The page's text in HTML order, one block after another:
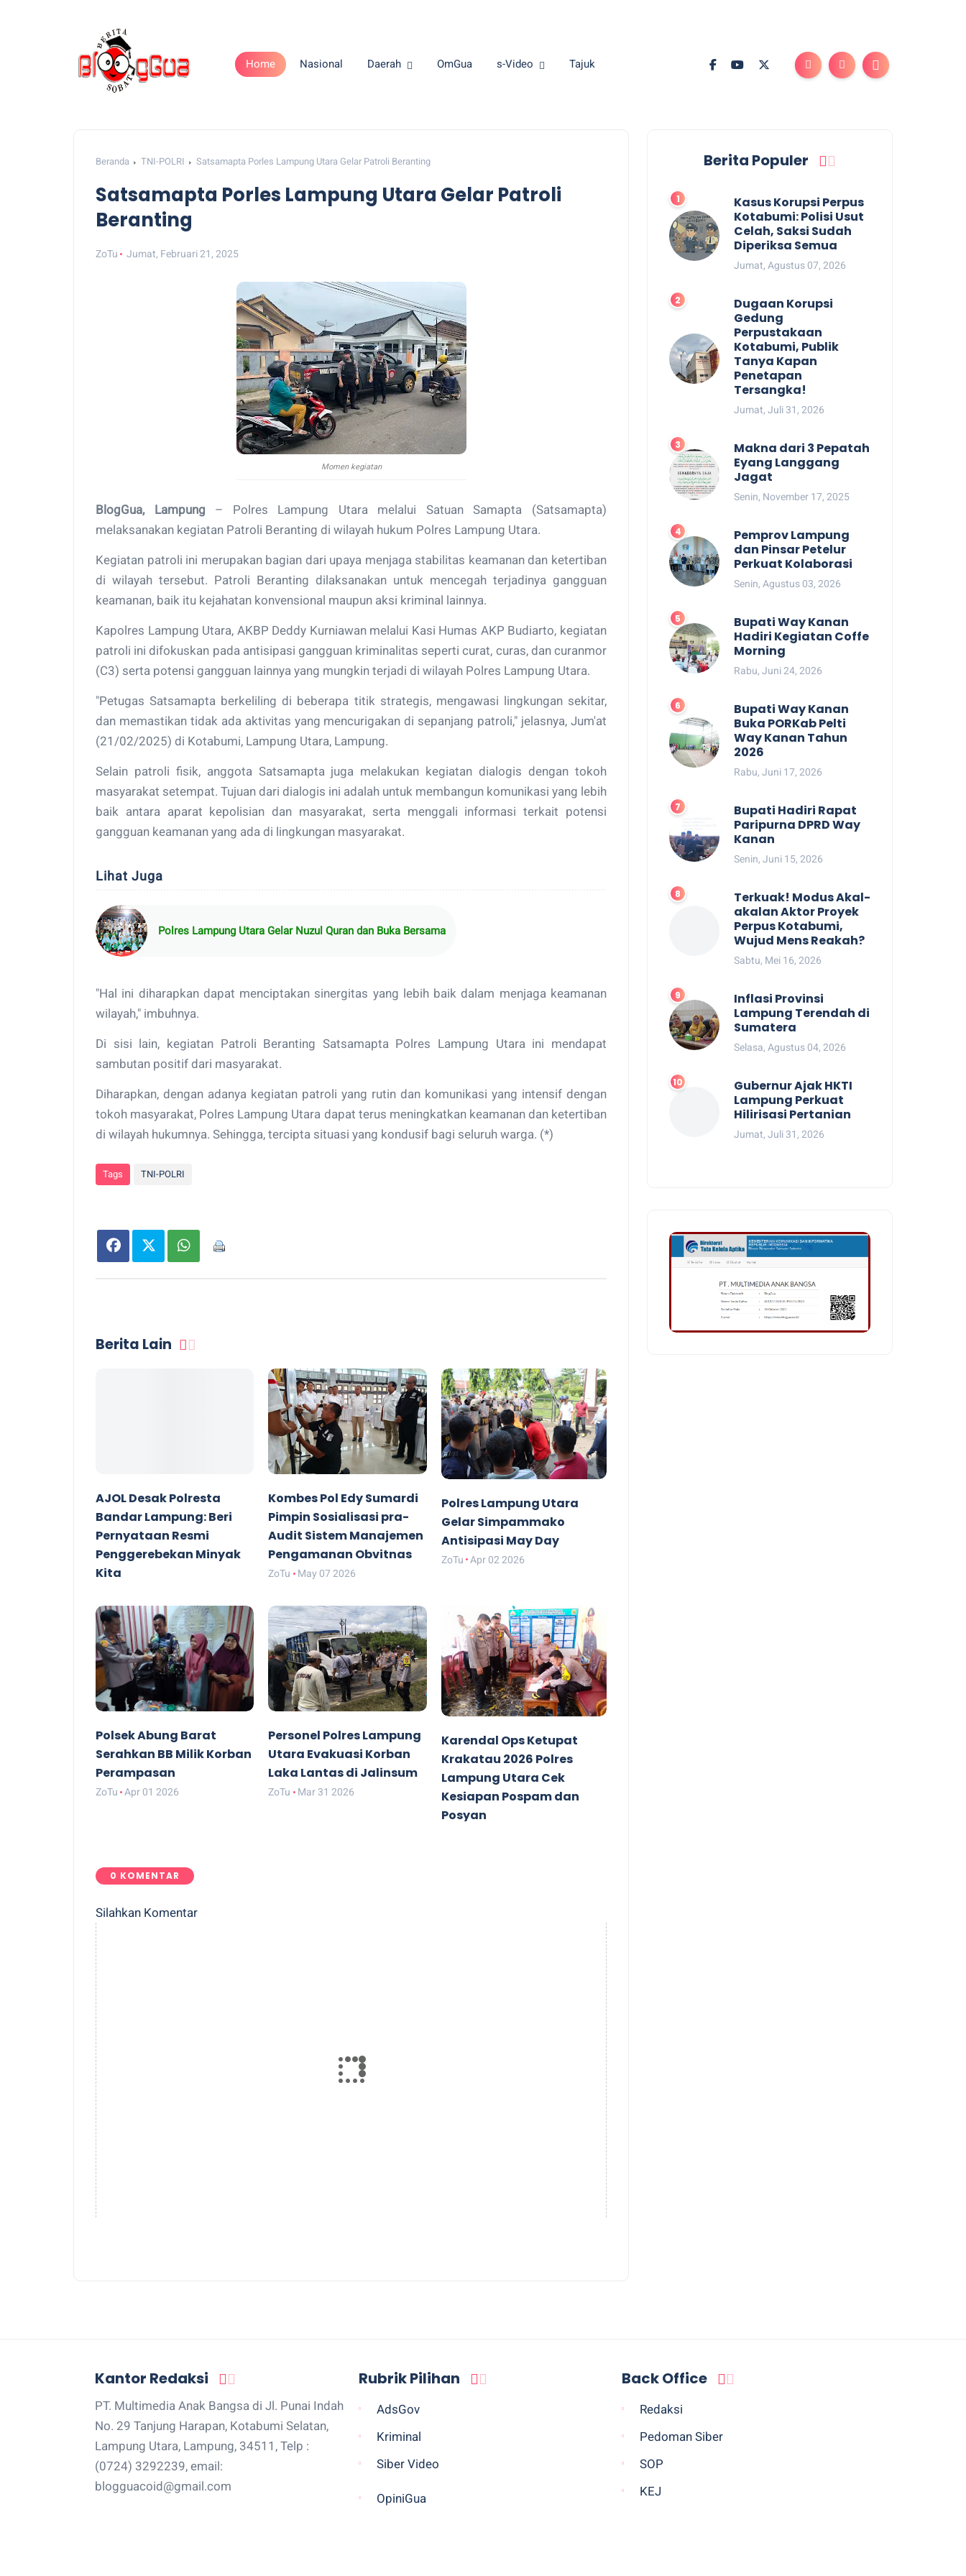
Home Nasional Daerah OmGua s-Video Tajuk
Beranda TNI-POLRI Satsamapta Porles Lampung Utara Gelar Patroli Beranting
Satsamapta Porles Lampung Utara Gelar Patroli
Beranting
ZoTu Jumat, Februari 21, 2025
Momen kegiatan
BlogGua, Lampung – Polres Lampung Utara melalui Satuan Samapta (Satsamapta)
melaksanakan kegiatan Patroli Beranting di wilayah hukum Polres Lampung Utara.
Kegiatan patroli ini merupakan bagian dari upaya menjaga stabilitas keamanan dan ketertiban
di wilayah tersebut. Patroli Beranting dilaksanakan untuk mencegah terjadinya gangguan
keamanan, baik itu kejahatan konvensional maupun aksi kriminal lainnya.
Kapolres Lampung Utara, AKBP Deddy Kurniawan melalui Kasi Humas AKP Budiarto, kegiatan
patroli ini difokuskan pada antisipasi gangguan kriminalitas seperti curat, curas, dan curanmor
(C3) serta potensi gangguan lainnya yang mungkin terjadi di wilayah Polres Lampung Utara.
"Petugas Satsamapta berkeliling di beberapa titik strategis, mengawasi lingkungan sekitar,
dan memastikan tidak ada aktivitas yang mencurigakan di sepanjang patroli," jelasnya, Jum'at
(21/02/2025) di Kotabumi, Lampung Utara, Lampung.
Selain patroli fisik, anggota Satsamapta juga melakukan kegiatan dialogis dengan tokoh
masyarakat setempat. Tujuan dari dialogis ini adalah untuk membangun komunikasi yang lebih
baik antara aparat kepolisian dan masyarakat, serta menggali informasi terkait potensi
gangguan keamanan yang ada di lingkungan masyarakat.
Lihat Juga
Polres Lampung Utara Gelar Nuzul Quran dan Buka Bersama
"Hal ini diharapkan dapat menciptakan sinergitas yang lebih baik dalam menjaga keamanan
wilayah," imbuhnya.
Di sisi lain, kegiatan Patroli Beranting Satsamapta Polres Lampung Utara ini mendapat
sambutan positif dari masyarakat.
Diharapkan, dengan adanya kegiatan patroli yang rutin dan komunikasi yang intensif dengan
tokoh masyarakat, Polres Lampung Utara dapat terus meningkatkan keamanan dan ketertiban
di wilayah hukumnya. Sehingga, tercipta situasi yang kondusif bagi seluruh warga. (*)
Tags TNI-POLRI
Berita Lain
AJOL Desak Polresta
Bandar Lampung: Beri
Pernyataan Resmi
Penggerebekan Minyak
Kita
Kombes Pol Edy Sumardi
Pimpin Sosialisasi pra-
Audit Sistem Manajemen
Pengamanan Obvitnas
ZoTu May 07 2026
Polres Lampung Utara
Gelar Simpammako
Antisipasi May Day
ZoTu Apr 02 2026
Polsek Abung Barat
Serahkan BB Milik Korban
Perampasan
ZoTu Apr 01 2026
Personel Polres Lampung
Utara Evakuasi Korban
Laka Lantas di Jalinsum
ZoTu Mar 31 2026
Karendal Ops Ketupat
Krakatau 2026 Polres
Lampung Utara Cek
Kesiapan Pospam dan
Posyan
0 KOMENTAR
Silahkan Komentar
Berita Populer
Kasus Korupsi Perpus
Kotabumi: Polisi Usut
Celah, Saksi Sudah
Diperiksa Semua
Jumat, Agustus 07, 2026
Dugaan Korupsi
Gedung
Perpustakaan
Kotabumi, Publik
Tanya Kapan
Penetapan
Tersangka!
Jumat, Juli 31, 2026
Makna dari 3 Pepatah
Eyang Langgang
Jagat
Senin, November 17, 2025
Pemprov Lampung
dan Pinsar Petelur
Perkuat Kolaborasi
Senin, Agustus 03, 2026
Bupati Way Kanan
Hadiri Kegiatan Coffe
Morning
Rabu, Juni 24, 2026
Bupati Way Kanan
Buka PORKab Pelti
Way Kanan Tahun
2026
Rabu, Juni 17, 2026
Bupati Hadiri Rapat
Paripurna DPRD Way
Kanan
Senin, Juni 15, 2026
Terkuak! Modus Akal-
akalan Aktor Proyek
Perpus Kotabumi,
Wujud Mens Reakah?
Sabtu, Mei 16, 2026
Inflasi Provinsi
Lampung Terendah di
Sumatera
Selasa, Agustus 04, 2026
Gubernur Ajak HKTI
Lampung Perkuat
Hilirisasi Pertanian
Jumat, Juli 31, 2026
Kantor Redaksi
PT. Multimedia Anak Bangsa di Jl. Punai Indah
No. 29 Tanjung Harapan, Kotabumi Selatan,
Lampung Utara, Lampung, 34511, Telp :
(0724) 3292239, email:
blogguacoid@gmail.com
Rubrik Pilihan
AdsGov
Kriminal
Siber Video
OpiniGua
Back Office
Redaksi
Pedoman Siber
SOP
KEJ